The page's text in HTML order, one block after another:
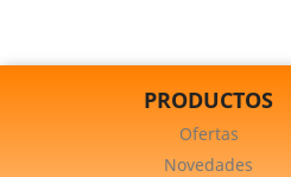
PRODUCTOS
Ofertas
Novedades